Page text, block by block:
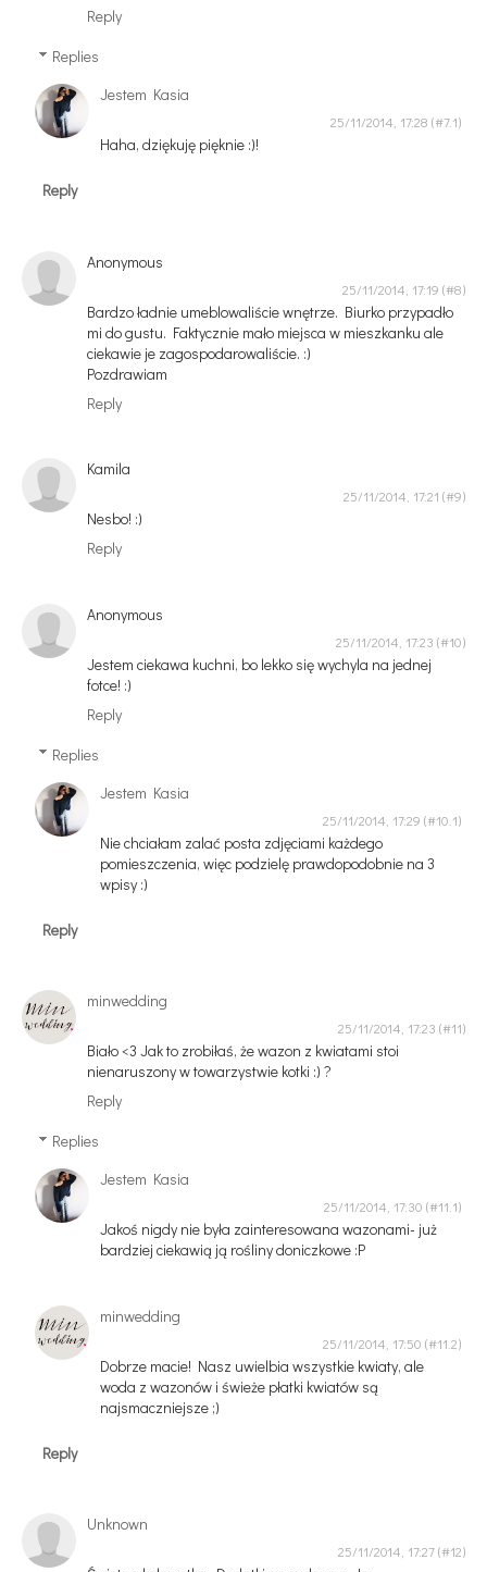
Reply
Replies
Jestem Kasia
25/11/2014, 17:28
Haha, dziękuję pięknie :)!
Reply
Anonymous
25/11/2014, 17:19
Bardzo ładnie umeblowaliście wnętrze. Biurko przypadło
mi do gustu. Faktycznie mało miejsca w mieszkanku ale
ciekawie je zagospodarowaliście. :)
Pozdrawiam
Reply
Kamila
25/11/2014, 17:21
Nesbo! :)
Reply
Anonymous
25/11/2014, 17:23
Jestem ciekawa kuchni, bo lekko się wychyla na jednej
fotce! :)
Reply
Replies
Jestem Kasia
25/11/2014, 17:29
Nie chciałam zalać posta zdjęciami każdego
pomieszczenia, więc podzielę prawdopodobnie na 3
wpisy :)
Reply
minwedding
25/11/2014, 17:23
Biało <3 Jak to zrobiłaś, że wazon z kwiatami stoi
nienaruszony w towarzystwie kotki :) ?
Reply
Replies
Jestem Kasia
25/11/2014, 17:30
Jakoś nigdy nie była zainteresowana wazonami- już
bardziej ciekawią ją rośliny doniczkowe :P
minwedding
25/11/2014, 17:50
Dobrze macie! Nasz uwielbia wszystkie kwiaty, ale
woda z wazonów i świeże płatki kwiatów są
najsmaczniejsze ;)
Reply
Unknown
25/11/2014, 17:27